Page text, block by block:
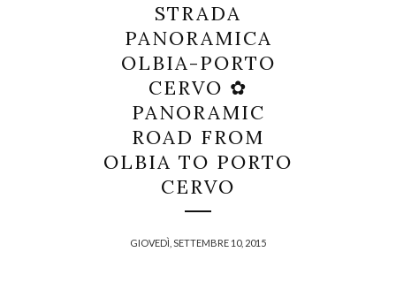
STRADA
PANORAMICA
OLBIA-PORTO
CERVO ✿
PANORAMIC
ROAD FROM
OLBIA TO PORTO
CERVO
GIOVEDÌ, SETTEMBRE 10, 2015